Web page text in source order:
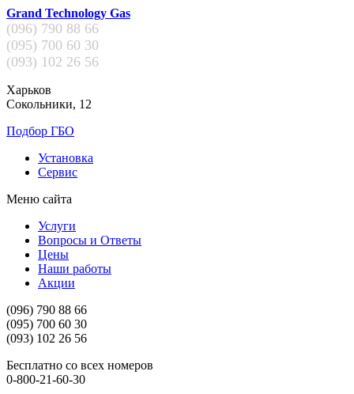
Grand Technology Gas
(096) 790 88 66
(095) 700 60 30
(093) 102 26 56
Харьков
Сокольники, 12
Подбор ГБО
Установка
Сервис
Меню сайта
Услуги
Вопросы и Ответы
Цены
Наши работы
Акции
(096) 790 88 66
(095) 700 60 30
(093) 102 26 56
Бесплатно со всех номеров
0-800-21-60-30